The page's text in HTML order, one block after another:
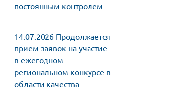
постоянным контролем
14.07.2026 Продолжается
прием заявок на участие
в ежегодном
региональном конкурсе в
области качества